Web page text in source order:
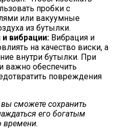
пробки с
или вакуумные
из бутылки.
вибрации: Вибрация и
на качество виски, а
внутри бутылки. При
важно обеспечить
повреждения
сможете сохранить
его богатым
времени.